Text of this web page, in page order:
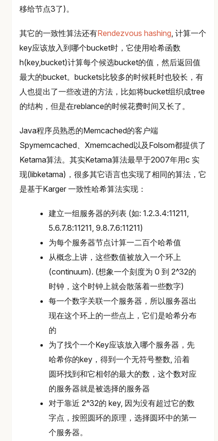
移给节点3了)。
其它的一致性算法还有Rendezvous hashing, 计算一个
key应该放入到哪个bucket时，它使用哈希函数
h(key,bucket)计算每个候选bucket的值，然后返回值
最大的bucket。buckets比较多的时候耗时也较长，有
人也提出了一些改进的方法，比如将bucket组织成tree
的结构，但是在reblance的时候花费时间又长了。
Java程序员熟悉的Memcached的客户端
Spymemcached、Xmemcached以及Folsom都提供了
Ketama算法。其实Ketama算法最早于2007年用c 实
现(libketama)，很多其它语言也实现了相同的算法，它
是基于Karger 一致性哈希算法实现：
建立一组服务器的列表 (如: 1.2.3.4:11211,
5.6.7.8:11211, 9.8.7.6:11211)
为每个服务器节点计算一二百个哈希值
从概念上讲，这些数值被放入一个环上
(continuum). (想象一个刻度为 0 到 2^32的
时钟，这个时钟上就会散落着一些数字)
每一个数字关联一个服务器，所以服务器出
现在这个环上的一些点上，它们是哈希分布
的
为了找个一个Key应该放入哪个服务器，先
哈希你的key，得到一个无符号整数, 沿着
圆环找到和它相邻的最大的数，这个数对应
的服务器就是被选择的服务器
对于靠近 2^32的 key, 因为没有超过它的数
字点，按照圆环的原理，选择圆环中的第一
个服务器。